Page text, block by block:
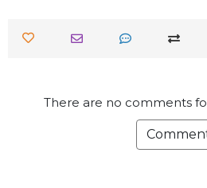
There are no comments